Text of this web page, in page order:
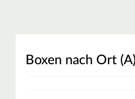
Boxen nach Ort (A)